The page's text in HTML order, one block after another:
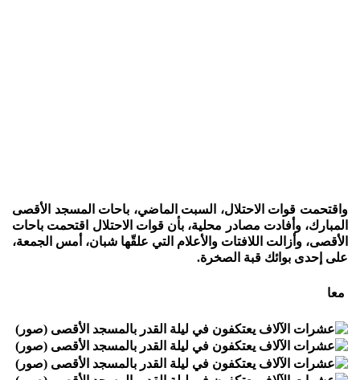
واقتحمت قوات الاحتلال، السبت الماضي، باحات المسجد الأقصى
المبارك، وأفادت مصادر محلية، بأن قوات الاحتلال اقتحمت باحات
الأقصى، وأزالت اللافتات والأعلام التي علقّها شبان، أمس الجمعة،
على إحدى بوائك قبة الصخرة.
معا